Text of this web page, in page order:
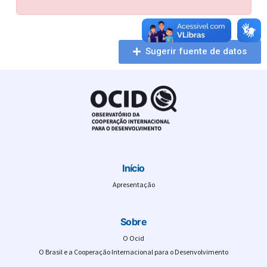
Sugerir fuente de datos
Início
Apresentação
Sobre
O Ocid
O Brasil e a Cooperação Internacional para o Desenvolvimento